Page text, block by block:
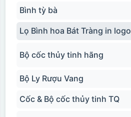
Bình tỳ bà
Lọ Bình hoa Bát Tràng in logo
Bộ cốc thủy tinh hãng
Bộ Ly Rượu Vang
Cốc & Bộ cốc thủy tinh TQ